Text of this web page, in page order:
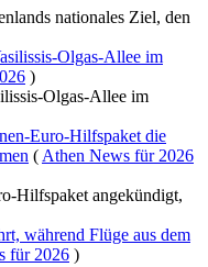
nationales Ziel, den
Olgas-Allee im
)
Olgas-Allee im
Euro-Hilfspaket die
( Athen News für 2026
Hilfspaket angekündigt,
während Flüge aus dem
für 2026 )